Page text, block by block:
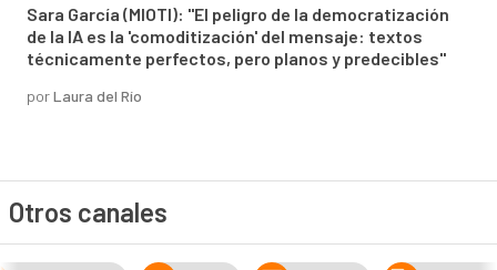
Sara García (MIOTI): "El peligro de la democratización
de la IA es la 'comoditización' del mensaje: textos
técnicamente perfectos, pero planos y predecibles"
porLaura del Río
Otros canales